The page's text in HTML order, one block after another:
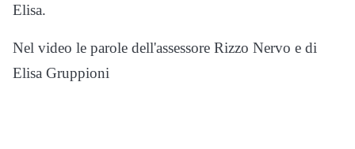
Elisa.
Nel video le parole dell'assessore Rizzo Nervo e di
Elisa Gruppioni